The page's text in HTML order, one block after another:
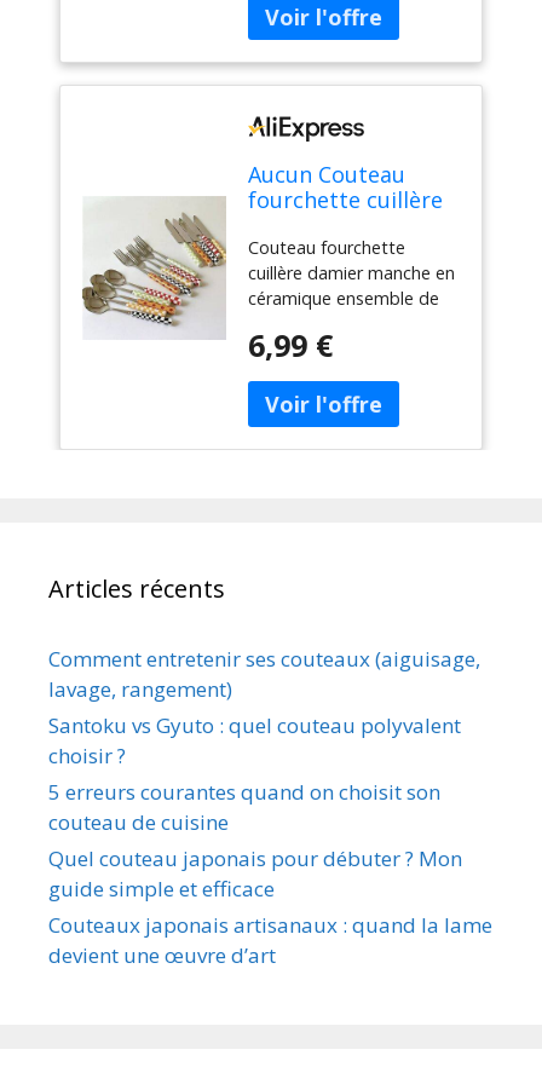
Aucun Couteau
fourchette cuillère
céramique
ensemble de
couverts vaisselle
fourchette à
Dessert couteau
cuillère 3
pièces/ensemble
Couteau fourchette
cuillère damier manche en
céramique ensemble de
occidentale fourchette à
pièces/ensemble
6,99 €
Articles récents
Comment entretenir ses couteaux (aiguisage,
lavage, rangement)
Santoku vs Gyuto : quel couteau polyvalent
choisir ?
5 erreurs courantes quand on choisit son
couteau de cuisine
Quel couteau japonais pour débuter ? Mon
guide simple et efficace
Couteaux japonais artisanaux : quand la lame
devient une œuvre d’art